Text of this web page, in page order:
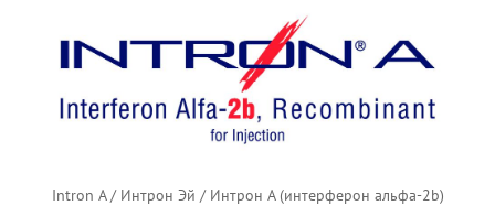
Intron A / Интрон Эй / Интрон А (интерферон альфа-2b)